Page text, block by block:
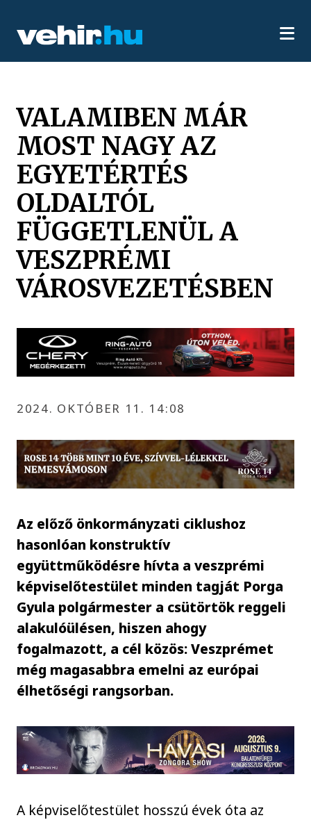
VALAMIBEN MÁR
MOST NAGY AZ
EGYETÉRTÉS
OLDALTÓL
FÜGGETLENÜL A
VESZPRÉMI
VÁROSVEZETÉSBEN
2024. OKTÓBER 11. 14:08
Az előző önkormányzati ciklushoz
hasonlóan konstruktív
együttműködésre hívta a veszprémi
képviselőtestület minden tagját Porga
Gyula polgármester a csütörtök reggeli
alakulóülésen, hiszen ahogy
fogalmazott, a cél közös: Veszprémet
még magasabbra emelni az európai
élhetőségi rangsorban.
A képviselőtestület hosszú évek óta az